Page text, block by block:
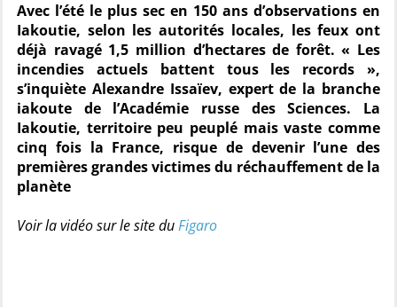
Avec l’été le plus sec en 150 ans d’observations en
Iakoutie, selon les autorités locales, les feux ont
déjà ravagé 1,5 million d’hectares de forêt. « Les
incendies actuels battent tous les records »,
s’inquiète Alexandre Issaïev, expert de la branche
iakoute de l’Académie russe des Sciences. La
Iakoutie, territoire peu peuplé mais vaste comme
cinq fois la France, risque de devenir l’une des
premières grandes victimes du réchauffement de la
planète
Voir la vidéo sur le site duFigaro